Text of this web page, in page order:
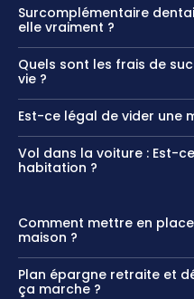
Surcomplémentaire
elle vraiment ?
Quels sont les frais de
vie ?
Est-ce légal de vider une
Vol dans la voiture : Est-
habitation ?
Comment mettre en
maison ?
Plan épargne retraite et
ça marche ?